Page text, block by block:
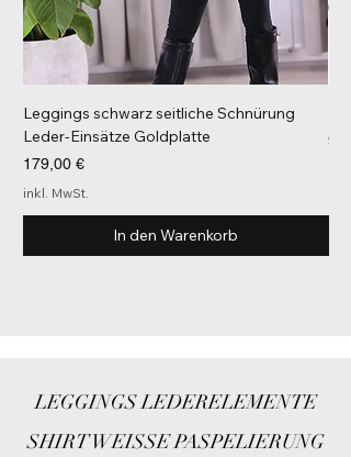
Leggings schwarz seitliche Schnürung
Leder-Einsätze Goldplatte
Preis
179,00 €
inkl. MwSt.
In den Warenkorb
LEGGINGS LEDERELEMENTE
SHIRT WEISSE PASPELIERUNG